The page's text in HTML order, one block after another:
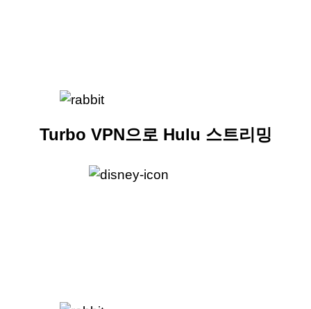
Turbo VPN으로 Hulu 스트리밍